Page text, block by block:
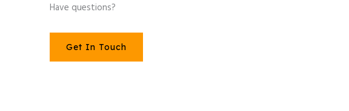
Have questions?
Get In Touch